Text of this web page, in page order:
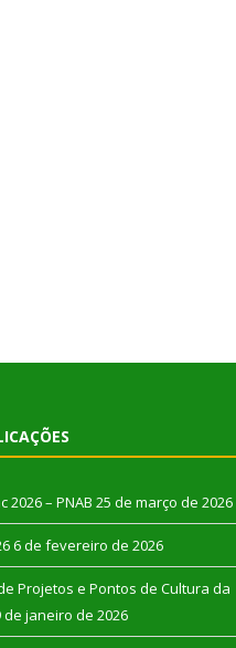
2026 – PNAB 25 de março de 2026
6 de fevereiro de 2026
Projetos e Pontos de Cultura da
de janeiro de 2026